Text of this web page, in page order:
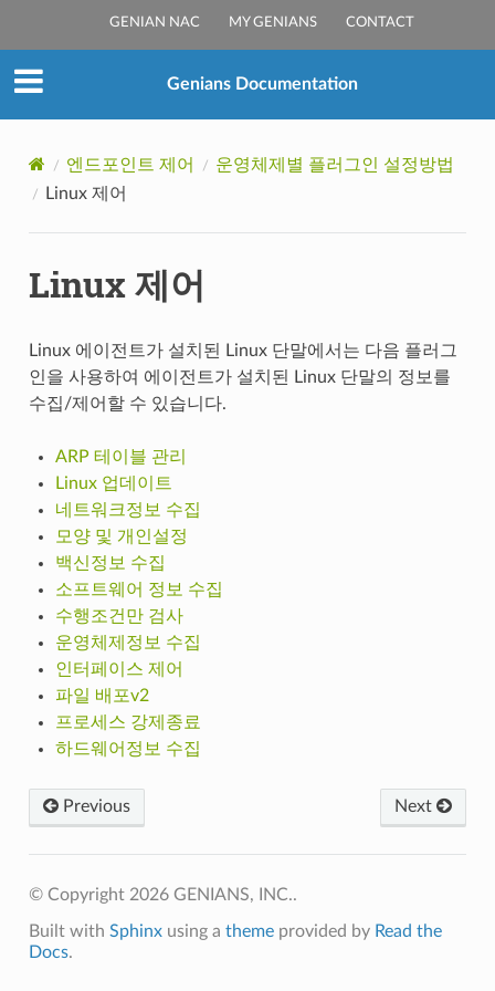
GENIAN NAC MY GENIANS CONTACT
Genians Documentation
엔드포인트 제어
운영체제별 플러그인 설정방법
Linux 제어
Linux 제어
Linux 에이전트가 설치된 Linux 단말에서는 다음 플러그
인을 사용하여 에이전트가 설치된 Linux 단말의 정보를
수집/제어할 수 있습니다.
ARP 테이블 관리
Linux 업데이트
네트워크정보 수집
모양 및 개인설정
백신정보 수집
소프트웨어 정보 수집
수행조건만 검사
운영체제정보 수집
인터페이스 제어
파일 배포v2
프로세스 강제종료
하드웨어정보 수집
Previous Next
© Copyright 2026 GENIANS, INC..
Built with Sphinxusing a themeprovided by Read the
Docs.